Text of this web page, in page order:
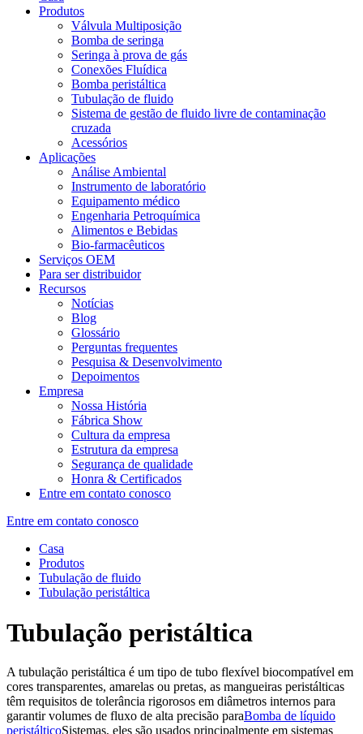
Produtos
Válvula Multiposição
Bomba de seringa
Seringa à prova de gás
Conexões Fluídica
Bomba peristáltica
Tubulação de fluido
Sistema de gestão de fluido livre de contaminação
cruzada
Acessórios
Aplicações
Análise Ambiental
Instrumento de laboratório
Equipamento médico
Engenharia Petroquímica
Alimentos e Bebidas
Bio-farmacêuticos
Serviços OEM
Para ser distribuidor
Recursos
Notícias
Blog
Glossário
Perguntas frequentes
Pesquisa & Desenvolvimento
Depoimentos
Empresa
Nossa História
Fábrica Show
Cultura da empresa
Estrutura da empresa
Segurança de qualidade
Honra & Certificados
Entre em contato conosco
Entre em contato conosco
Casa
Produtos
Tubulação de fluido
Tubulação peristáltica
Tubulação peristáltica
A tubulação peristáltica é um tipo de tubo flexível biocompatível em
cores transparentes, amarelas ou pretas, as mangueiras peristálticas
têm requisitos de tolerância rigorosos em diâmetros internos para
garantir volumes de fluxo de alta precisão paraBomba de líquido
peristálticoSistemas, eles são usados principalmente em sistemas